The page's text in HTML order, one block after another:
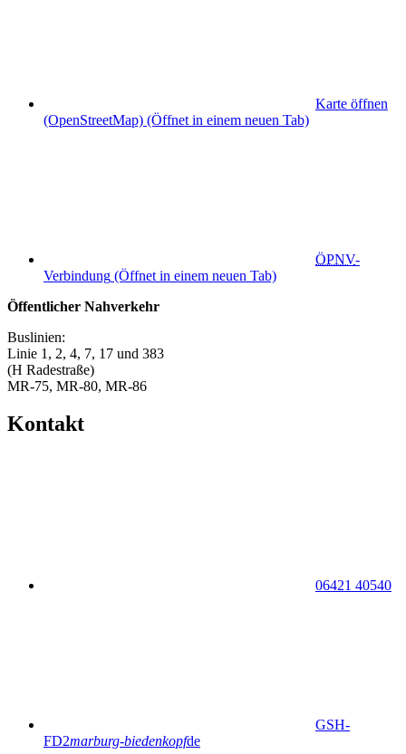
Karte öffnen
(OpenStreetMap) (Öffnet in einem neuen Tab)
ÖPNV-
Verbindung (Öffnet in einem neuen Tab)
Öffentlicher Nahverkehr
Buslinien:
Linie 1, 2, 4, 7, 17 und 383
(H Radestraße)
MR-75, MR-80, MR-86
Kontakt
06421 40540
GSH-
FD2marburg-biedenkopfde